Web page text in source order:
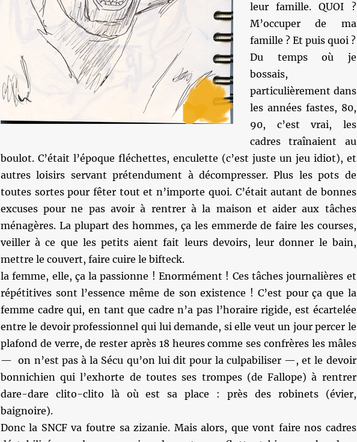
leur famille. QUOI ?
M’occuper de ma
famille ? Et puis quoi ?
Du temps où je
bossais,
particulièrement dans
les années fastes, 80,
90, c’est vrai, les
cadres traînaient au
boulot. C’était l’époque fléchettes, enculette (c’est juste un jeu idiot), et
autres loisirs servant prétendument à décompresser. Plus les pots de
toutes sortes pour fêter tout et n’importe quoi. C’était autant de bonnes
excuses pour ne pas avoir à rentrer à la maison et aider aux tâches
ménagères. La plupart des hommes, ça les emmerde de faire les courses,
veiller à ce que les petits aient fait leurs devoirs, leur donner le bain,
mettre le couvert, faire cuire le bifteck.
la femme, elle, ça la passionne ! Enormément ! Ces tâches journalières et
répétitives sont l’essence même de son existence ! C’est pour ça que la
femme cadre qui, en tant que cadre n’a pas l’horaire rigide, est écartelée
entre le devoir professionnel qui lui demande, si elle veut un jour percer le
plafond de verre, de rester après 18 heures comme ses confrères les mâles
— on n’est pas à la Sécu qu’on lui dit pour la culpabiliser —, et le devoir
bonnichien qui l’exhorte de toutes ses trompes (de Fallope) à rentrer
dare-dare clito-clito là où est sa place : près des robinets (évier,
baignoire).
Donc la SNCF va foutre sa zizanie. Mais alors, que vont faire nos cadres